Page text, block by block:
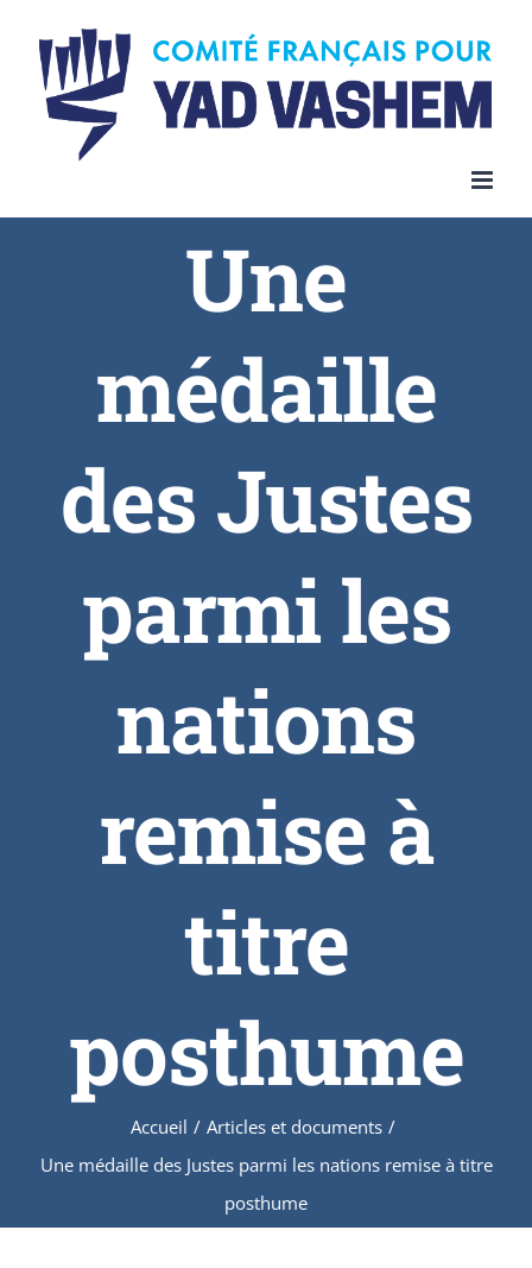
Une
médaille
des Justes
parmi les
nations
remise à
titre
posthume
Accueil / Articles et documents /
Une médaille des Justes parmi les nations remise à titre
posthume